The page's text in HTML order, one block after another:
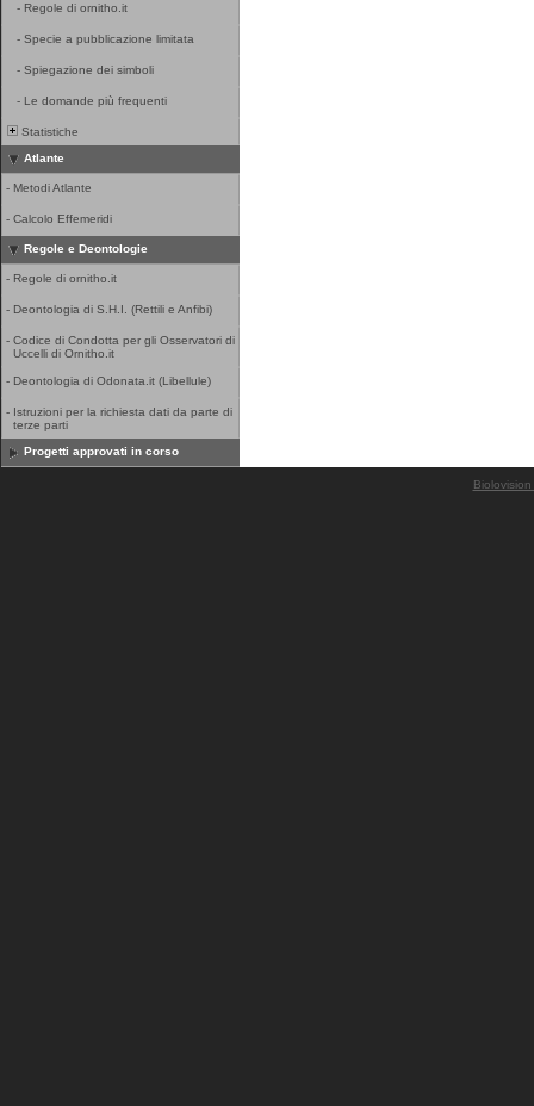
- Regole di ornitho.it
- Specie a pubblicazione limitata
- Spiegazione dei simboli
- Le domande più frequenti
Statistiche
Atlante
- Metodi Atlante
- Calcolo Effemeridi
Regole e Deontologie
- Regole di ornitho.it
- Deontologia di S.H.I. (Rettili e Anfibi)
- Codice di Condotta per gli Osservatori di
Uccelli di Ornitho.it
- Deontologia di Odonata.it (Libellule)
- Istruzioni per la richiesta dati da parte di
terze parti
Progetti approvati in corso
Biolovision